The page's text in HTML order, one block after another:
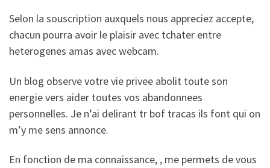
Selon la souscription auxquels nous appreciez accepte,
chacun pourra avoir le plaisir avec tchater entre
heterogenes amas avec webcam.
Un blog observe votre vie privee abolit toute son
energie vers aider toutes vos abandonnees
personnelles. Je n’ai delirant tr bof tracas ils font qui on
m’y me sens annonce.
En fonction de ma connaissance, , me permets de vous